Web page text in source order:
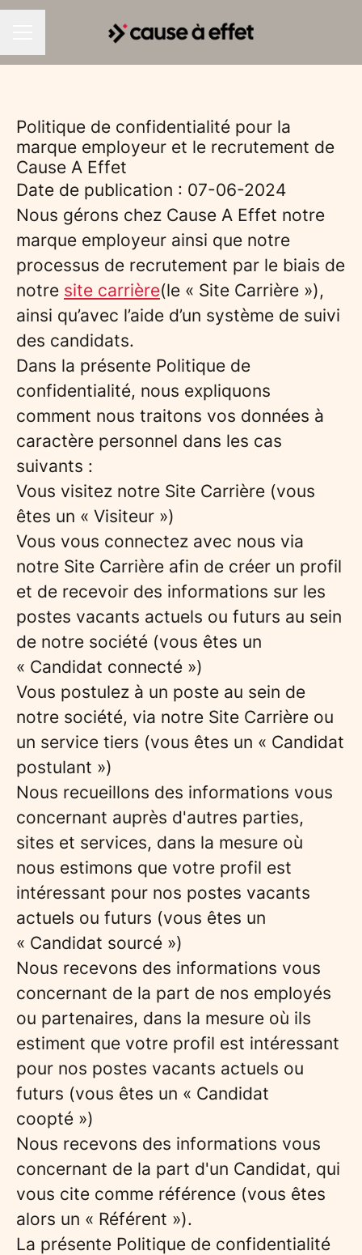
MENU CARRIÈRE
Politique de confidentialité pour la
marque employeur et le recrutement de
Cause A Effet
Date de publication : 07-06-2024
Nous gérons chez Cause A Effet notre
marque employeur ainsi que notre
processus de recrutement par le biais de
notre site carrière(le « Site Carrière »),
ainsi qu’avec l’aide d’un système de suivi
des candidats.
Dans la présente Politique de
confidentialité, nous expliquons
comment nous traitons vos données à
caractère personnel dans les cas
suivants :
Vous visitez notre Site Carrière (vous
êtes un « Visiteur »)
Vous vous connectez avec nous via
notre Site Carrière afin de créer un profil
et de recevoir des informations sur les
postes vacants actuels ou futurs au sein
de notre société (vous êtes un
« Candidat connecté »)
Vous postulez à un poste au sein de
notre société, via notre Site Carrière ou
un service tiers (vous êtes un « Candidat
postulant »)
Nous recueillons des informations vous
concernant auprès d'autres parties,
sites et services, dans la mesure où
nous estimons que votre profil est
intéressant pour nos postes vacants
actuels ou futurs (vous êtes un
« Candidat sourcé »)
Nous recevons des informations vous
concernant de la part de nos employés
ou partenaires, dans la mesure où ils
estiment que votre profil est intéressant
pour nos postes vacants actuels ou
futurs (vous êtes un « Candidat
coopté »)
Nous recevons des informations vous
concernant de la part d'un Candidat, qui
vous cite comme référence (vous êtes
alors un « Référent »).
La présente Politique de confidentialité